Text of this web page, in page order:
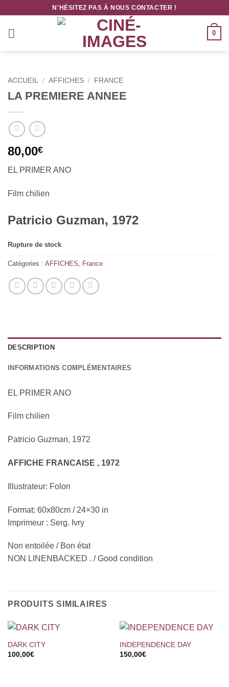
contenu
N'HÉSITEZ PAS À NOUS CONTACTER !
0
ACCUEIL / AFFICHES / FRANCE
LA PREMIERE ANNEE
80,00€
EL PRIMER ANO
Film chilien
Patricio Guzman, 1972
Rupture de stock
Catégories : AFFICHES France
DESCRIPTION
INFORMATIONS COMPLÉMENTAIRES
EL PRIMER ANO
Film chilien
Patricio Guzman, 1972
AFFICHE FRANCAISE , 1972
Illustrateur: Folon
Format: 60x80cm / 24×30 in
Imprimeur : Serg. Ivry
Non entoilée / Bon état
NON LINENBACKED . / Good condition
PRODUITS SIMILAIRES
DARK CITY
100,00€
INDEPENDENCE DAY
150,00€